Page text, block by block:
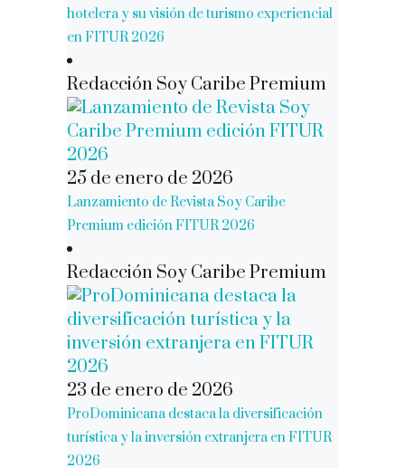
hotelera y su visión de turismo experiencial
en FITUR 2026
Redacción Soy Caribe Premium
25 de enero de 2026
Lanzamiento de Revista Soy Caribe
Premium edición FITUR 2026
Redacción Soy Caribe Premium
23 de enero de 2026
ProDominicana destaca la diversificación
turística y la inversión extranjera en FITUR
2026